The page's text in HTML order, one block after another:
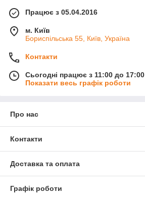
Працює з 05.04.2016
м. Київ
Бориспільська 55, Київ, Україна
Контакти
Сьогодні працює з 11:00 до 17:00
Показати весь графік роботи
Про нас
Контакти
Доставка та оплата
Графік роботи